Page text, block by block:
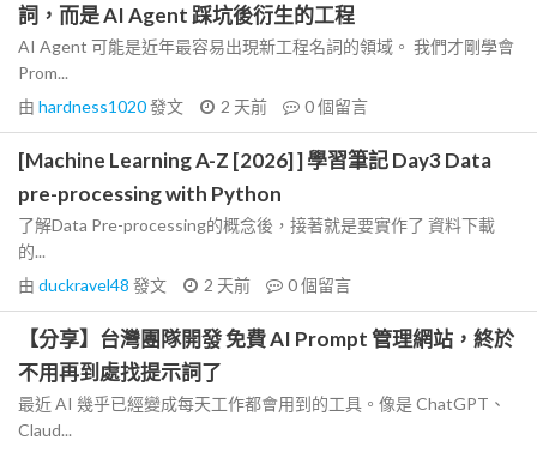
詞，而是 AI Agent 踩坑後衍生的工程
AI Agent 可能是近年最容易出現新工程名詞的領域。 我們才剛學會
Prom...
由 hardness1020發文 2 天前 0個留言
[Machine Learning A-Z [2026] ] 學習筆記 Day3 Data
pre-processing with Python
了解Data Pre-processing的概念後，接著就是要實作了 資料下載
的...
由 duckravel48 發文 2 天前 0個留言
【分享】台灣團隊開發 免費 AI Prompt 管理網站，終於
不用再到處找提示詞了
最近 AI 幾乎已經變成每天工作都會用到的工具。像是 ChatGPT、
Claud...